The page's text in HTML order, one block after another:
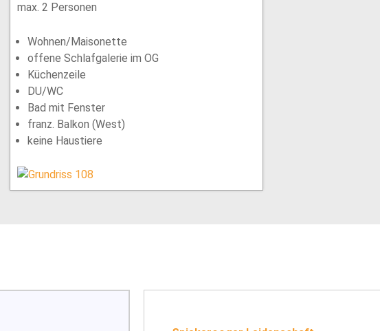
max. 2 Personen
Wohnen/Maisonette
offene Schlafgalerie im OG
Küchenzeile
DU/WC
Bad mit Fenster
franz. Balkon (West)
keine Haustiere